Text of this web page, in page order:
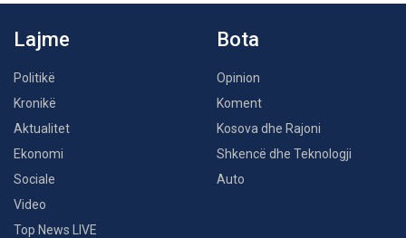
Lajme
Politikë
Kronikë
Aktualitet
Ekonomi
Sociale
Video
Top News LIVE
Bota
Opinion
Koment
Kosova dhe Rajoni
Shkencë dhe Teknologji
Auto